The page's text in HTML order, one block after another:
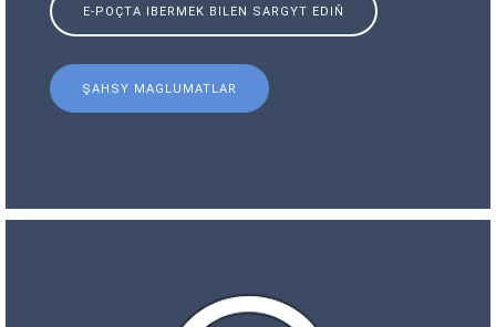
E-POÇTA IBERMEK BILEN SARGYT EDIŇ
ŞAHSY MAGLUMATLAR